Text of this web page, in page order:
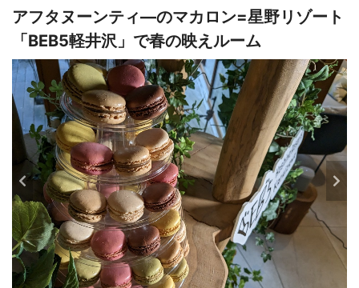
アフタヌーンティ―のマカロン=星野リゾート
「BEB5軽井沢」で春の映えルーム